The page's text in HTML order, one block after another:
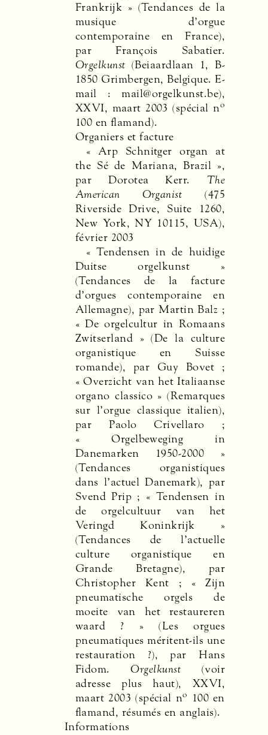
Frankrijk » (Tendances de la
musique d’orgue
contemporaine en France),
par François Sabatier.
Orgelkunst (Beiaardlaan 1, B-
1850 Grimbergen, Belgique. E-
mail : mail@orgelkunst.be),
XXVI, maart 2003 (spécial no
100 en flamand).
Organiers et facture
« Arp Schnitger organ at
the Sé de Mariana, Brazil »,
par Dorotea Kerr. The
American Organist (475
Riverside Drive, Suite 1260,
New York, NY 10115, USA),
février 2003
« Tendensen in de huidige
Duitse orgelkunst »
(Tendances de la facture
d’orgues contemporaine en
Allemagne), par Martin Balz ;
« De orgelcultur in Romaans
Zwitserland » (De la culture
organistique en Suisse
romande), par Guy Bovet ;
« Overzicht van het Italiaanse
organo classico » (Remarques
sur l’orgue classique italien),
par Paolo Crivellaro ;
« Orgelbeweging in
Danemarken 1950-2000 »
(Tendances organistiques
dans l’actuel Danemark), par
Svend Prip ; « Tendensen in
de orgelcultuur van het
Veringd Koninkrijk »
(Tendances de l’actuelle
culture organistique en
Grande Bretagne), par
Christopher Kent ; « Zijn
pneumatische orgels de
moeite van het restaureren
waard ? » (Les orgues
pneumatiques méritent-ils une
restauration ?), par Hans
Fidom.Orgelkunst (voir
adresse plus haut), XXVI,
maart 2003 (spécial no
100 en
flamand, résumés en anglais).
Informations